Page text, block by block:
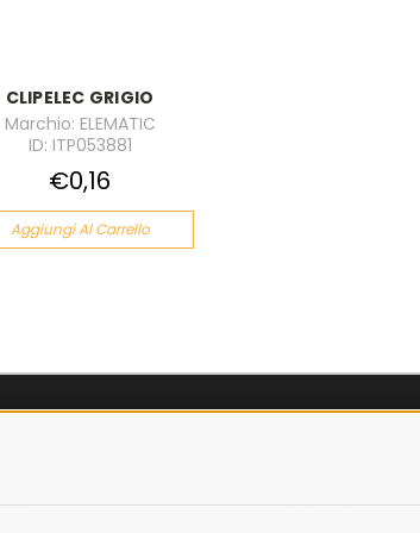
CLIPELEC GRIGIO
Marchio: ELEMATIC
ID: ITP053881
€0,16
Aggiungi Al Carrello
CHI SIAMO